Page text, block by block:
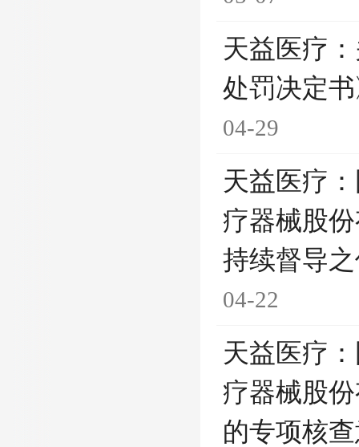
天益医疗
处罚决定
04-29
天益医疗
疗器械股
持续督导
04-22
天益医疗
疗器械股
的专项核